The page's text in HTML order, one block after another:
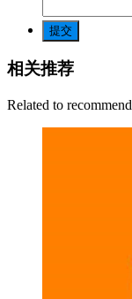
提交
相关推荐
Related to recommend